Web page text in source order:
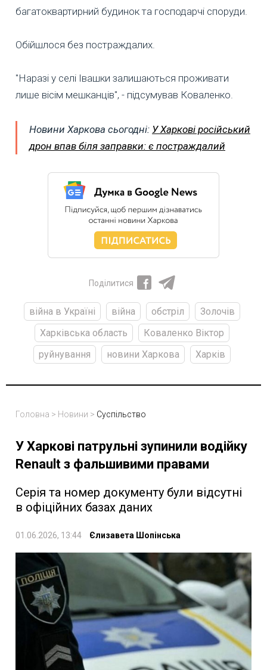
багатоквартирний будинок та господарчі споруди.
Обійшлося без постраждалих.
"Наразі у селі Івашки залишаються проживати
лише вісім мешканців", - підсумував Коваленко.
Новини Харкова сьогодні: У Харкові російський
дрон впав біля заправки: є постраждалий
Поділитися
війна в Україні війна обстріл
Золочів
Харківська область
Коваленко Віктор
руйнування
новини Харкова Харків
Головна > Новини > Суспільство
У Харкові патрульні зупинили водійку
Renault з фальшивими правами
Серія та номер документу були відсутні
в офіційних базах даних
01.06.2026, 13:44 Єлизавета Шопінська